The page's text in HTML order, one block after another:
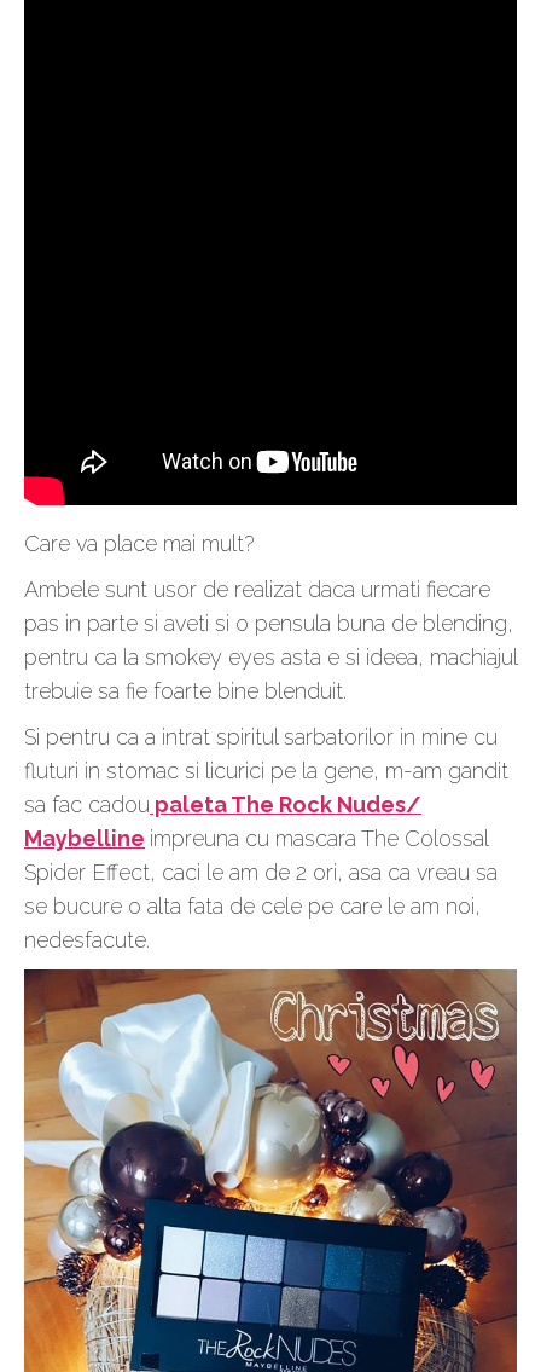
Care va place mai mult?
Ambele sunt usor de realizat daca urmati fiecare
pas in parte si aveti si o pensula buna de blending,
pentru ca la smokey eyes asta e si ideea, machiajul
trebuie sa fie foarte bine blenduit.
Si pentru ca a intrat spiritul sarbatorilor in mine cu
fluturi in stomac si licurici pe la gene, m-am gandit
sa fac cadou paleta The Rock Nudes/
Maybelline impreuna cu mascara The Colossal
Spider Effect, caci le am de 2 ori, asa ca vreau sa
se bucure o alta fata de cele pe care le am noi,
nedesfacute.